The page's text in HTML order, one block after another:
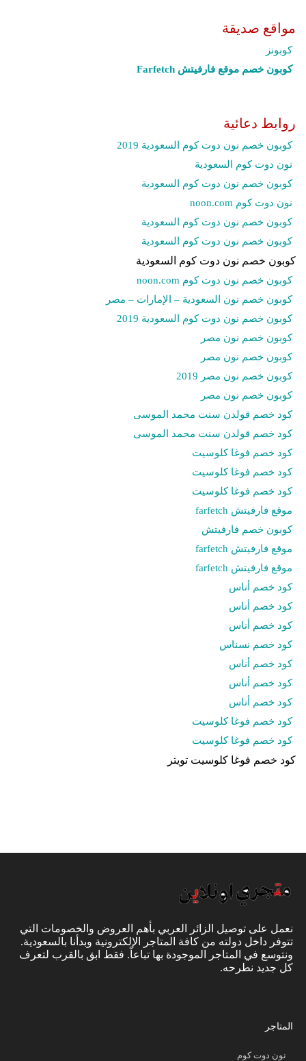
مواقع صديقة
كوبونز
كوبون خصم موقع فارفيتش Farfetch‎
روابط دعائية
كوبون خصم نون دوت كوم السعودية 2019
نون دوت كوم السعودية
كوبون خصم نون دوت كوم السعودية
نون دوت كوم noon.com
كوبون خصم نون دوت كوم السعودية
كوبون خصم نون دوت كوم السعودية
كوبون خصم نون دوت كوم السعودية
كوبون خصم نون دوت كوم noon.com
كوبون خصم نون السعودية – الإمارات – مصر
كوبون خصم نون دوت كوم السعودية 2019
كوبون خصم نون مصر
كوبون خصم نون مصر
كوبون خصم نون مصر 2019
كوبون خصم نون مصر
كود خصم قولدن سنت محمد الموسى
كود خصم قولدن سنت محمد الموسى
كود خصم فوغا كلوسيت
كود خصم فوغا كلوسيت
كود خصم فوغا كلوسيت
موقع فارفيتش farfetch
كوبون خصم فارفيتش
موقع فارفيتش farfetch
موقع فارفيتش farfetch
كود خصم أناس
كود خصم أناس
كود خصم أناس
كود خصم نسناس
كود خصم أناس
كود خصم أناس
كود خصم أناس
كود خصم فوغا كلوسيت
كود خصم فوغا كلوسيت
كود خصم فوغا كلوسيت تويتر
نعمل على توصيل الزائر العربي بأهم العروض والخصومات التي
تتوفر داخل دولته من كافة المتاجر الإلكترونية وبدأنا بالسعودية.
ونتوسع في المتاجر الموجودة بها تباعاً. فقط ابق بالقرب لتعرف
كل جديد نطرحه.
المتاجر
نون دوت كوم